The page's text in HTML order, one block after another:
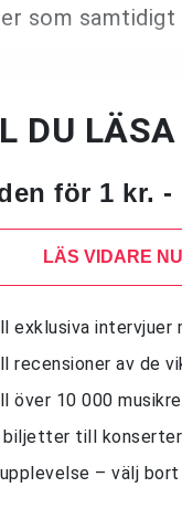
som
DU
för 1 kr.
LÄS VIDARE NU
exklusiva intervjuer
recensioner av de
över 10 000
biljetter till
– välj